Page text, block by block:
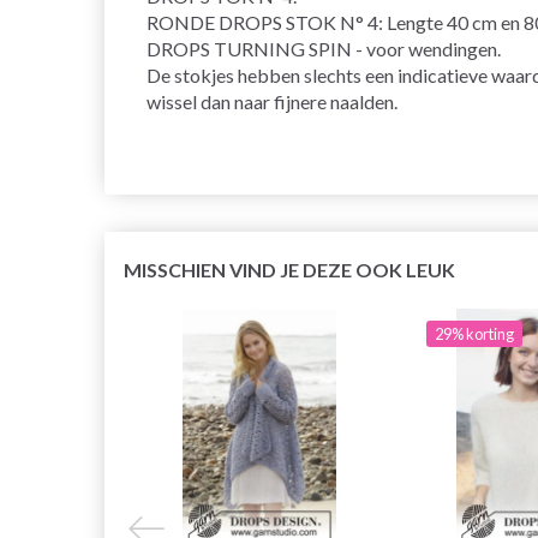
RONDE DROPS STOK N° 4: Lengte 40 cm en
DROPS TURNING SPIN - voor wendingen.
De stokjes hebben slechts een indicatieve
wissel dan naar fijnere naalden.
MISSCHIEN VIND JE DEZE OOK LEUK
29% korting